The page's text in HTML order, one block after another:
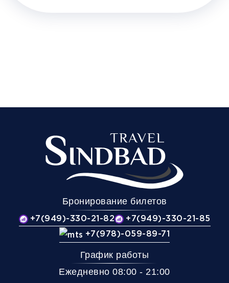
Бронирование билетов
+7(949)-330-21-82
+7(949)-330-21-85
+7(978)-059-89-71
График работы
Ежедневно 08:00 - 21:00